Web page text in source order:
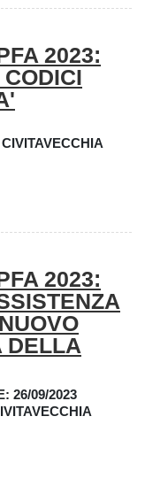
2023:
2023:
DELLA
26/09/2023